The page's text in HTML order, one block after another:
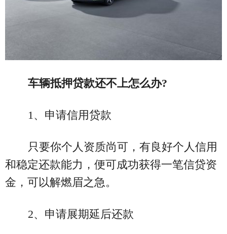
车辆抵押贷款还不上怎么办?
1、申请信用贷款
只要你个人资质尚可，有良好个人信用
和稳定还款能力，便可成功获得一笔信贷资
金，可以解燃眉之急。
2、申请展期延后还款